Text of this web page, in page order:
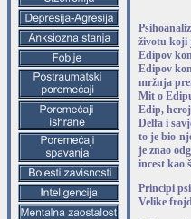
životu koji
Edipov
Edipov
mržnja
Mit o
Edip,
Delfa i
to je bio
je znao
incest kao
Principi
Velike